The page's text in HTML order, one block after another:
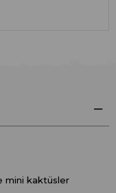
mini kaktüsler